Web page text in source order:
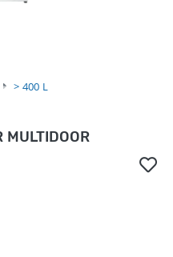
> 400 L
MULTIDOOR